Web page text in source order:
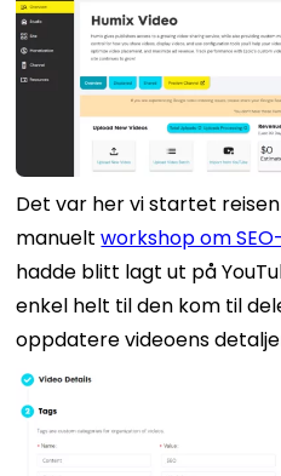
Det var her vi startet
manueltworkshop om
hadde blitt lagt ut på
enkel helt til den kom til
oppdatere videoens